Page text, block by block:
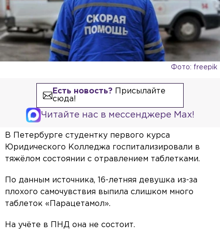
Фото: freepik
Есть новость?Присылайте
сюда!
Читайте нас в мессенджере Max!
В Петербурге студентку первого курса
Юридического Колледжа госпитализировали в
тяжёлом состоянии с отравлением таблетками.
По данным источника, 16-летняя девушка из-за
плохого самочувствия выпила слишком много
таблеток «Парацетамол».
На учёте в ПНД она не состоит.